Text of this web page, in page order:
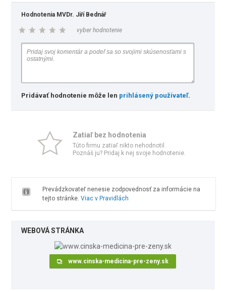
Hodnotenia MVDr. Jiří Bednář
vyber hodnotenie
Pridávať hodnotenie môže len prihlásený používateľ.
Zatiaľ bez hodnotenia
Túto firmu zatiaľ nikto nehodnotil.
Poznáš ju? Pridaj k nej svoje hodnotenie.
Prevádzkovateľ nenesie zodpovednosť za informácie na
tejto stránke. Viac v Pravidlách
WEBOVÁ STRÁNKA
www.cinska-medicina-pre-zeny.sk